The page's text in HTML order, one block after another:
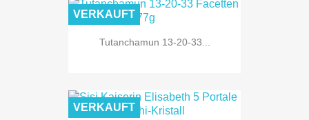
Tutanchamun 13-20-33...
VERKAUFT
VERKAUFT